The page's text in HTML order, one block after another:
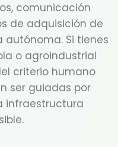
comunicación
de adquisición de
Si tienes
o agroindustrial
criterio humano
ser guiadas por
infraestructura